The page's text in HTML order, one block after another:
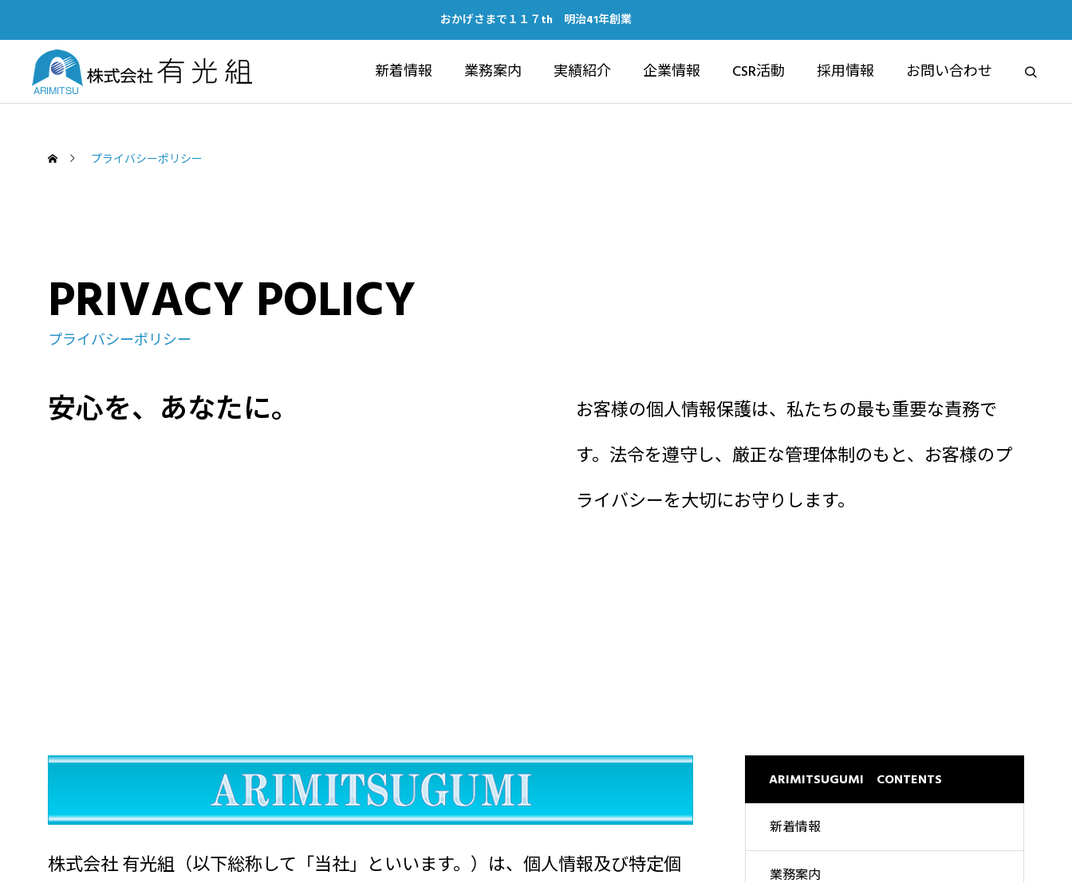
おかげさまで１１７th 明治41年創業
新着情報 業務案内 実績紹介 企業情報 CSR活動 採用情報 お問い合わせ
認定会社功労賞を受賞いたしまし
PUBLIC WORKS
土木部
プライバシーポリシー
PRIVACY POLICY
プライバシーポリシー
安心を、あなたに。
お客様の個人情報保護は、私たちの最も重要な責務で
す。法令を遵守し、厳正な管理体制のもと、お客様のプ
ライバシーを大切にお守りします。
株式会社 有光組（以下総称して「当社」といいます。）は、個人情報及び特定個
ARIMITSUGUMI CONTENTS
新着情報
業務案内